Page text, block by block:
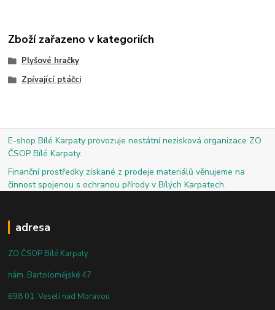
Zboží zařazeno v kategoriích
Plyšové hračky
Zpívající ptáčci
E-shop Bílé Karpaty provozuje nestátní nezisková organizace ZO
ČSOP Bílé Karpaty.
Finanční prostředky získané z prodeje materiálů věnujeme na
činnost spojenou s ochranou přírody v Bílých Karpatech.
adresa
ZO ČSOP Bílé Karpaty
nám. Bartolomějské 47
698 01 Veselí nad Moravou